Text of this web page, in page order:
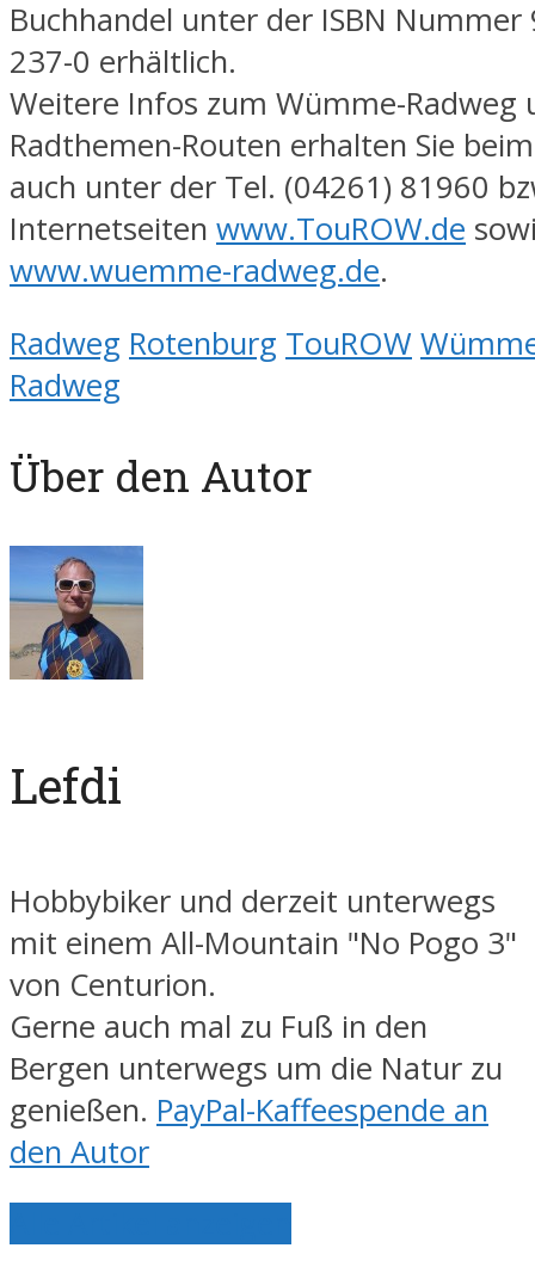
Buchhandel unter der ISBN
237-0 erhältlich.
Weitere Infos zum Wümme-Radweg
Radthemen-Routen erhalten Sie
auch unter der Tel. (04261) 81960
Internetseiten www.TouROW.de
www.wuemme-radweg.de.
Radweg Rotenburg TouROW
Radweg
Über den Autor
Lefdi
Hobbybiker und derzeit unterwegs
mit einem All-Mountain "No Pogo 3"
von Centurion.
Gerne auch mal zu Fuß in den
Bergen unterwegs um die Natur zu
genießen. PayPal-Kaffeespende an
den Autor